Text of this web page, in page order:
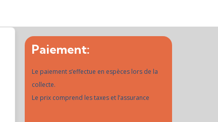
Paiement:
Le paiement s’effectue en espèces lors de la
collecte.
Le prix comprend les taxes et l’assurance